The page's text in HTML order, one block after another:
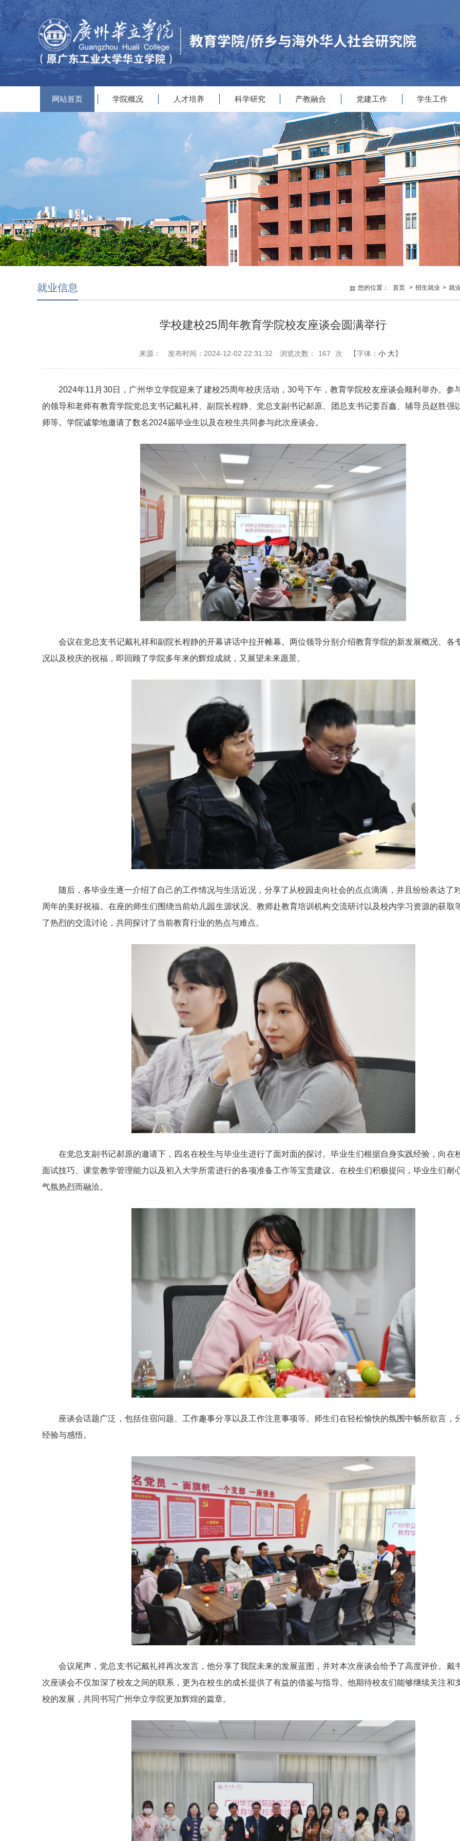
网站首页
学院概况
人才培养
科学研究
产教融合
党建工作
学生工作
您的位置： 首页 > 招生就业 > 就
就业信息
学校建校25周年教育学院校友座谈会圆满举行
来源： 发布时间：2024-12-02 22:31:32 浏览次数： 167 次 【字体： 小 大】
2024年11月30日，广州华立学院迎来了建校25周年校庆活动，30号下午，教育学院校友座谈会顺利举办。参
的领导和老师有教育学院党总支书记戴礼祥、副院长程静、党总支副书记郝原、团总支书记姜百鑫、辅导员赵胜强
师等。学院诚挚地邀请了数名2024届毕业生以及在校生共同参与此次座谈会。
会议在党总支书记戴礼祥和副院长程静的开幕讲话中拉开帷幕。两位领导分别介绍教育学院的新发展概况、各
况以及校庆的祝福，即回顾了学院多年来的辉煌成就，又展望未来愿景。
随后，各毕业生逐一介绍了自己的工作情况与生活近况，分享了从校园走向社会的点点滴滴，并且纷纷表达了
周年的美好祝福。在座的师生们围绕当前幼儿园生源状况、教师赴教育培训机构交流研讨以及校内学习资源的获取
了热烈的交流讨论，共同探讨了当前教育行业的热点与难点。
在党总支副书记郝原的邀请下，四名在校生与毕业生进行了面对面的探讨。毕业生们根据自身实践经验，向在
面试技巧、课堂教学管理能力以及初入大学所需进行的各项准备工作等宝贵建议。在校生们积极提问，毕业生们耐
气氛热烈而融洽。
座谈会话题广泛，包括住宿问题、工作趣事分享以及工作注意事项等。师生们在轻松愉快的氛围中畅所欲言，
经验与感悟。
会议尾声，党总支书记戴礼祥再次发言，他分享了我院未来的发展蓝图，并对本次座谈会给予了高度评价。戴
次座谈会不仅加深了校友之间的联系，更为在校生的成长提供了有益的借鉴与指导。他期待校友们能够继续关注和
校的发展，共同书写广州华立学院更加辉煌的篇章。